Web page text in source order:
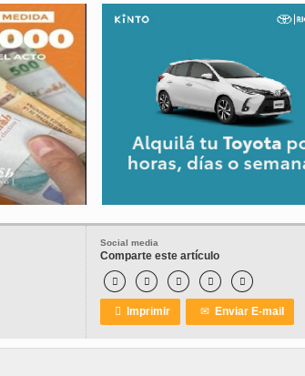
Social media
Comparte este artículo
    
 Imprimir ✉ Enviar E-mail